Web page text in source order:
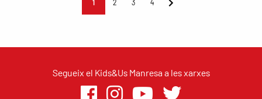
1 2 3 4
Segueix el Kids&Us Manresa a les xarxes